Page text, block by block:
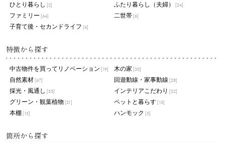
ひとり暮らし [2] ふたり暮らし（夫婦） [24]
ファミリー [64] 二世帯 [6]
子育て後・セカンドライフ [6]
特徴から探す
中古物件を買ってリノベーション [19] 木の家 [20]
自然素材 [67] 回遊動線・家事動線 [28]
採光・風通し [33] インテリアこだわり [22]
グリーン・観葉植物 [21] ペットと暮らす [13]
本棚 [15] ハンモック [5]
箇所から探す